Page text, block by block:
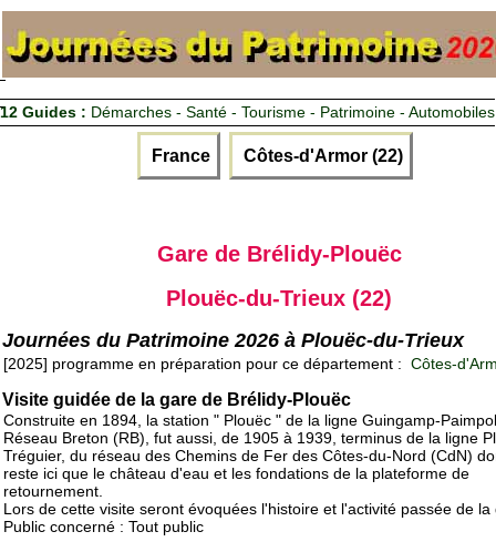
12 Guides : Démarches - Santé - Tourisme - Patrimoine - Automobiles
France Côtes-d'Armor (22)
Gare de Brélidy-Plouëc
Plouëc-du-Trieux (22)
Journées du Patrimoine 2026 à Plouëc-du-Trieux
[2025] programme en préparation pour ce département : Côtes-
Visite guidée de la gare de Brélidy-Plouëc
Construite en 1894, la station " Plouëc " de la ligne Guingamp-
Réseau Breton (RB), fut aussi, de 1905 à 1939, terminus de la ligne
Tréguier, du réseau des Chemins de Fer des Côtes-du-Nord (CdN)
reste ici que le château d'eau et les fondations de la plateforme de
retournement.
Lors de cette visite seront évoquées l'histoire et l'activité passée de la
Public concerné : Tout public